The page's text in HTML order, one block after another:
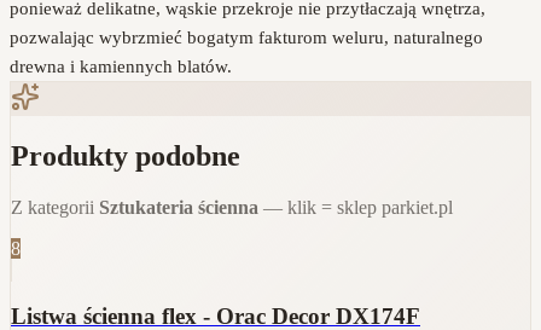
ponieważ delikatne, wąskie przekroje nie przytłaczają wnętrza,
pozwalając wybrzmieć bogatym fakturom weluru, naturalnego
drewna i kamiennych blatów.
Produkty podobne
Z kategorii Sztukateria ścienna — klik = sklep parkiet.pl
8
Listwa ścienna flex - Orac Decor DX174F